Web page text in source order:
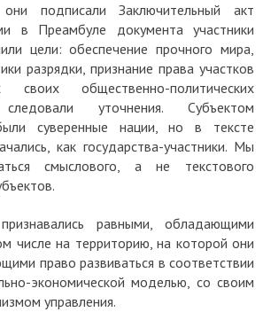
подписали Заключительный акт
в Преамбуле документа участники
цели: обеспечение прочного мира,
разрядки, признание права участков
общественно-политических
уточнения. Субъектом
суверенные нации, но в тексте
как государства-участники. Мы
смыслового, а не текстового
равными, обладающими
числе на территорию, на которой они
право развиваться в соответствии
экономической моделью, со своим
управления.